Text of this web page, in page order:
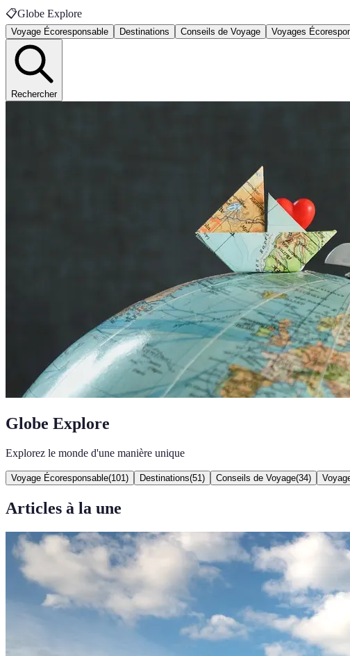
📋Globe Explore
Voyage Écoresponsable Destinations Conseils de Voyage Voyages
Rechercher
Globe Explore
Explorez le monde d'une manière unique
Voyage Écoresponsable(101 ) Destinations(51 ) Conseils de Voyage(34)
Articles à la une